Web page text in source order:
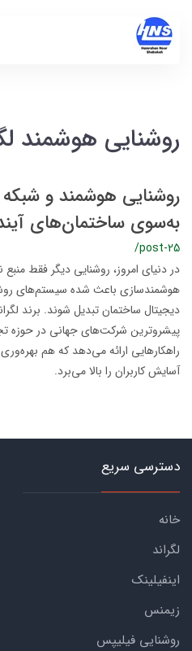
روشنایی هوشمند
روشنایی هوشمند و شبکه
به‌سوی ساختمان‌های
/post-25
در دنیای امروز، روشنایی دیگر فقط
هوشمندسازی باعث شده سیستم‌های
پیشروترین شرکت‌های جهانی در حوزه
راهکارهایی ارائه می‌دهد که هم
آسایش کاربران را بالا می‌برد.
دسترسی سریع
خانه
لگراند
اینفیلینک
زیمنس
روشنایی فیلیپس